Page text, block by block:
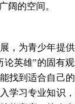
阔的空间。
为青少年提供
论英雄”的固有
找到适合自己
学习专业知识